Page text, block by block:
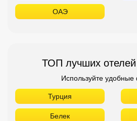
ОАЭ
ТОП лучших
Используйте удобные
Турция
Белек